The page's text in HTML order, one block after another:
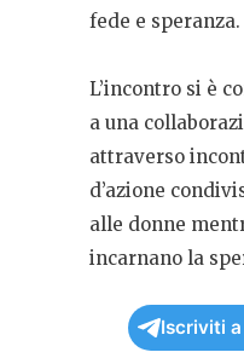
fede e speranza.
L’incontro si è
a una
attraverso
d’azione
alle donne
incarnano la
Iscriviti